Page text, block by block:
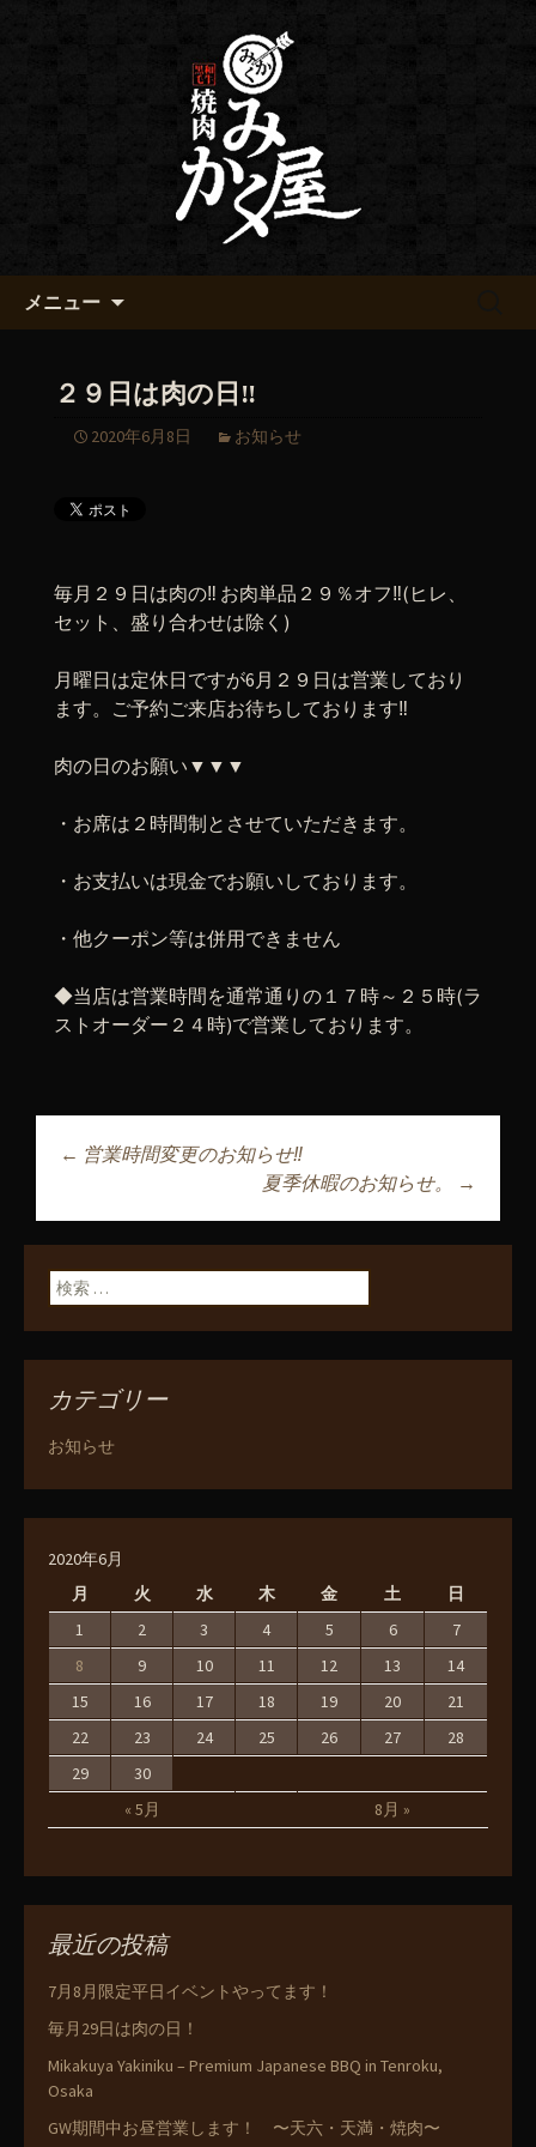
黒毛和牛 みかく屋からのお知
メニュー
２９日は肉の日‼️
2020年6月8日 お知らせ
毎月２９日は肉の‼️ お肉単品２９％オフ‼️(ヒレ、
セット、盛り合わせは除く)
月曜日は定休日ですが6月２９日は営業しており
ます。ご予約ご来店お待ちしております‼️
肉の日のお願い▼▼▼
・お席は２時間制とさせていただきます。
・お支払いは現金でお願いしております。
・他クーポン等は併用できません
◆当店は営業時間を通常通りの１７時～２５時(ラ
ストオーダー２４時)で営業しております。
投稿ナビゲーショ
ン
← 営業時間変更のお知らせ‼️
夏季休暇のお知らせ。
→
検索:
カテゴリー
お知らせ
2020年6月
月
火 水 木 金 土 日
« 5月 8月 »
1 2 3 4 5 6
7
8
9 10 11 12 13
14
15
16 17 18 19 20
21
22
23 24 25 26 27
28
29
30
最近の投稿
7月8月限定平日イベントやってます！
毎月29日は肉の日！
Mikakuya Yakiniku – Premium Japanese BBQ in Tenroku,
Osaka
GW期間中お昼営業します！ 〜天六・天満・焼肉〜